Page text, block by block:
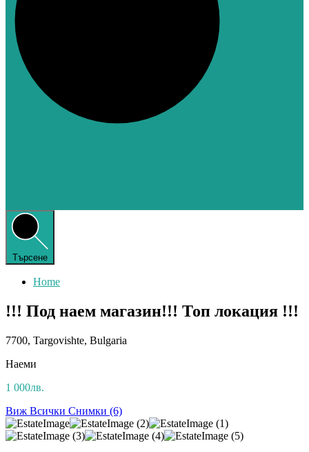
Търсене
Home
!!! Под наем магазин!!! Топ локация !!!
7700, Targovishte, Bulgaria
Наеми
1 000лв.
Виж Всички Снимки (6)